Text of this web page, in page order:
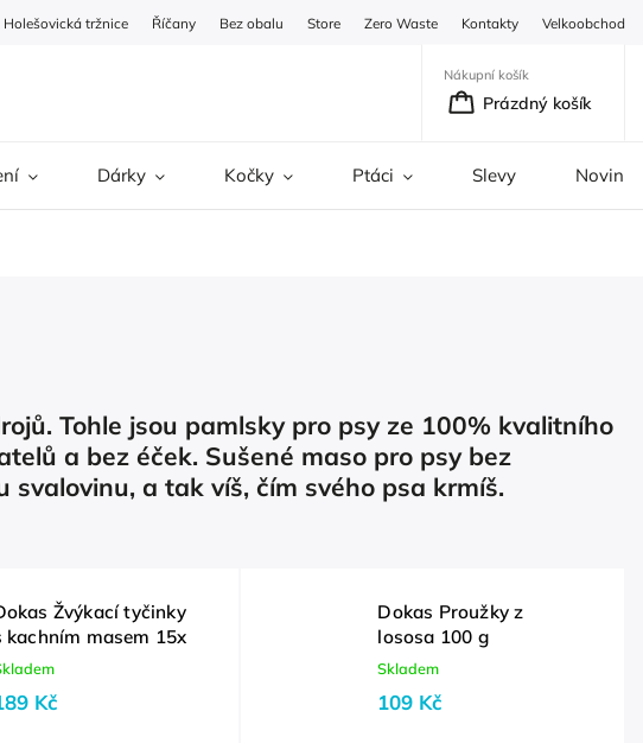
Holešovická tržnice Říčany Bez obalu Store Zero Waste Kontakty Velkoobchod
Nákupní košík
Prázdný košík
Dárky Kočky Ptáci Slevy Novinky
Tohle jsou pamlsky pro psy ze 100% kvalitního
a bez éček. Sušené maso pro psy bez
a tak víš, čím svého psa krmíš.
Žvýkací tyčinky
kachním masem 15x
Kč
Dokas Proužky z
lososa 100 g
Skladem
109 Kč